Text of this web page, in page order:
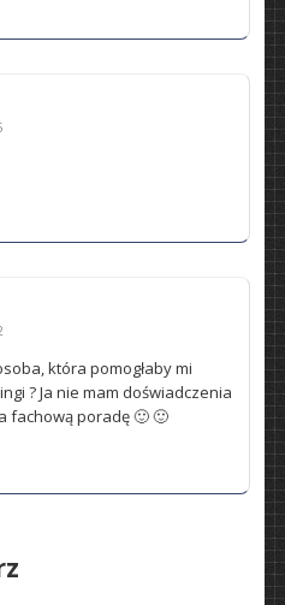
która pomogłaby mi
? Ja nie mam doświadczenia
fachową poradę 🙂 🙂